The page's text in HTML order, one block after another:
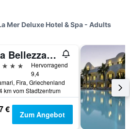
Mer Deluxe Hotel & Spa - Adults
La Bellezza Eco Boutique Hotel
Hervorragend
9,4
Fira, Griechenland
km vom Stadtzentrum
€ Zum Angebot